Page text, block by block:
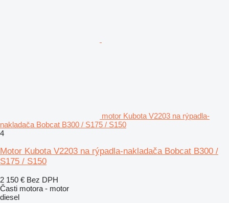
motor Kubota V2203 na rýpadla-
nakladača Bobcat B300 / S175 / S150
4
Motor Kubota V2203 na rýpadla-nakladača Bobcat B300 /
S175 / S150
2 150 € Bez DPH
Časti motora - motor
diesel